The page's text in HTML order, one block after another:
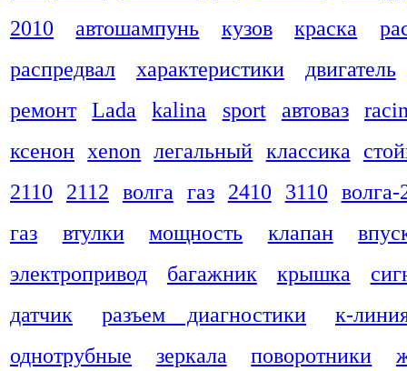
2010
автошампунь кузов краска
распредвал
характеристики
двигатель
ремонт
Lada kalina sport автоваз
ксенон xenon легальный классика
2110
2112 волга газ 2410 3110 волга-
газ
втулки мощность клапан
электропривод
багажник крышка
датчик
разъем диагностики
к-
однотрубные
зеркала поворотники